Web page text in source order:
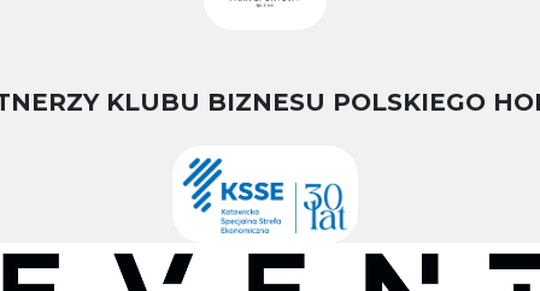
KLUBU BIZNESU POLSKIEGO